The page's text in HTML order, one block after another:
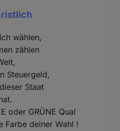
wählen,
zählen
Steuergeld,
Staat
oder GRÜNE Qual
Farbe deiner Wahl !